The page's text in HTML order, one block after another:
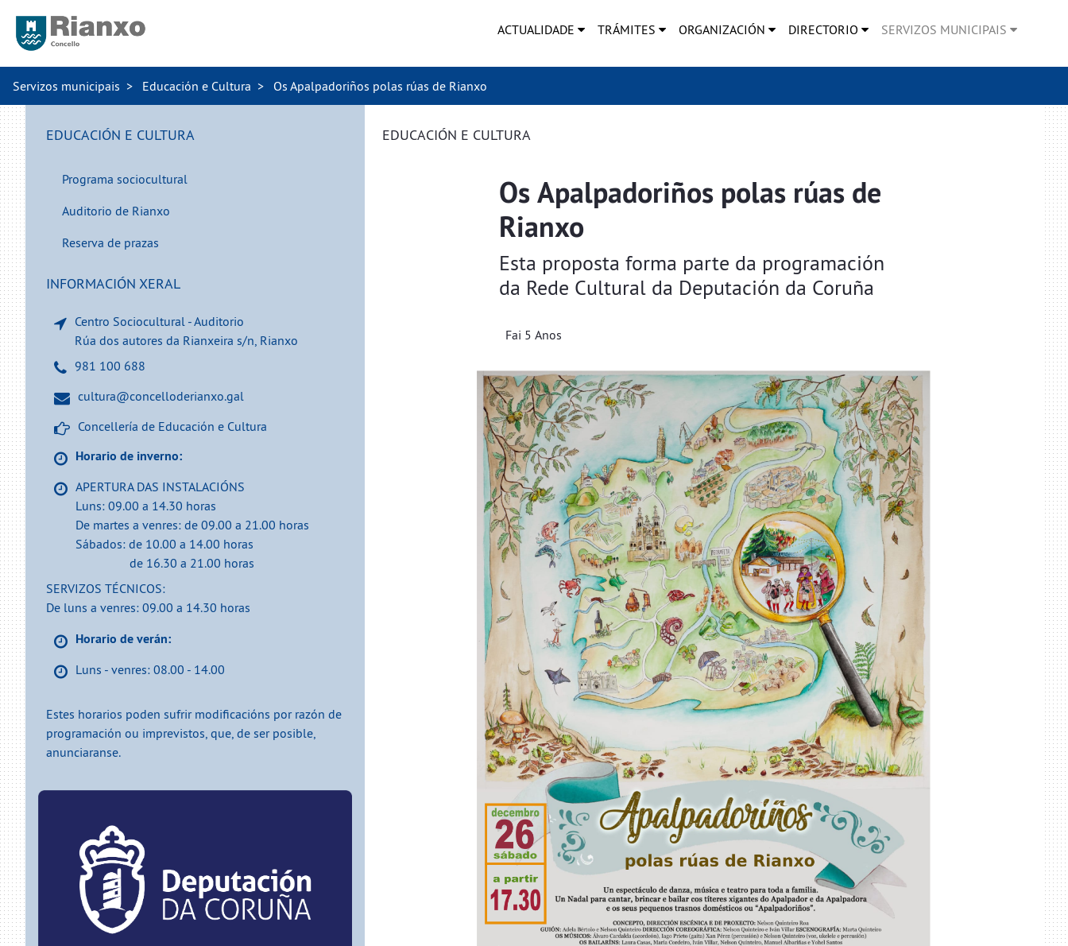
ACTUALIDADE TRÁMITES ORGANIZACIÓN DIRECTORIO SERVIZOS MUNICIPAIS
Servizos municipais Educación e Cultura Os Apalpadoriños polas rúas de Rianxo
EDUCACIÓN E CULTURA
Programa sociocultural
Auditorio de Rianxo
Reserva de prazas
INFORMACIÓN XERAL
Centro Sociocultural - Auditorio
Rúa dos autores da Rianxeira s/n, Rianxo
981 100 688
cultura@concelloderianxo.gal
Concellería de Educación e Cultura
Horario de inverno:
APERTURA DAS INSTALACIÓNS
Luns: 09.00 a 14.30 horas
De martes a venres: de 09.00 a 21.00 horas
Sábados: de 10.00 a 14.00 horas
de 16.30 a 21.00 horas
SERVIZOS TÉCNICOS:
De luns a venres: 09.00 a 14.30 horas
Horario de verán:
Luns - venres: 08.00 - 14.00
Estes horarios poden sufrir modificacións por razón de
programación ou imprevistos, que, de ser posible,
anunciaranse.
EDUCACIÓN E CULTURA
Os Apalpadoriños polas rúas de
Rianxo
Esta proposta forma parte da programación
da Rede Cultural da Deputación da Coruña
Fai 5 Anos